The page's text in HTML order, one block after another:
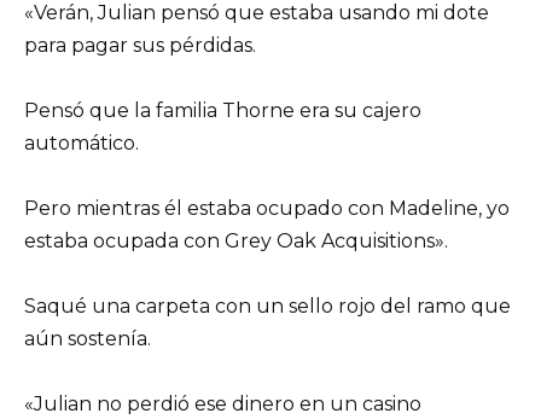
«Verán, Julian pensó que estaba usando mi dote
para pagar sus pérdidas.
Pensó que la familia Thorne era su cajero
automático.
Pero mientras él estaba ocupado con Madeline, yo
estaba ocupada con Grey Oak Acquisitions».
Saqué una carpeta con un sello rojo del ramo que
aún sostenía.
«Julian no perdió ese dinero en un casino